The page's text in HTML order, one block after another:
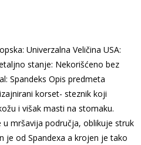
Univerzalna Veličina USA:
stanje: Nekorišćeno bez
Spandeks Opis predmeta
korset- steznik koji
i višak masti na stomaku.
mršavija područja, oblikuje struk
je od Spandexa a krojen je tako